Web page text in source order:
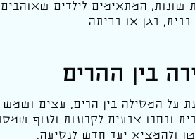
שונות, המתאימים לילדים
בגן או בכיתה.
בין ההרים
על המסילה בין הרים, עצים
ובחרו צבעים לקרונות ולנוף
ולהמציא יעד חדש לנסיעה.